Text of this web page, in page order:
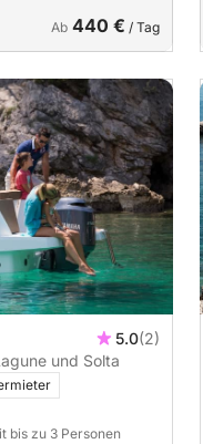
Ab 440 € / Tag
5.0(2)
und Solta
bis zu 3 Personen